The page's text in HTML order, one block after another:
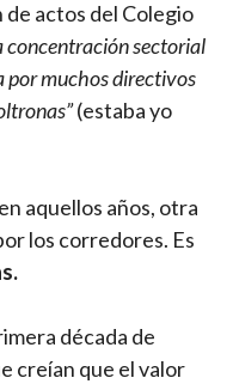
de actos del Colegio
concentración sectorial
por muchos directivos
(estaba yo
aquellos años, otra
los corredores. Es
década de
creían que el valor